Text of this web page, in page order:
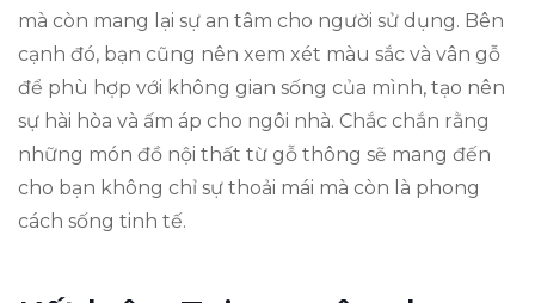
mà còn mang lại sự an tâm cho người sử dụng. Bên
cạnh đó, bạn cũng nên xem xét màu sắc và vân gỗ
để phù hợp với không gian sống của mình, tạo nên
sự hài hòa và ấm áp cho ngôi nhà. Chắc chắn rằng
những món đồ nội thất từ gỗ thông sẽ mang đến
cho bạn không chỉ sự thoải mái mà còn là phong
cách sống tinh tế.